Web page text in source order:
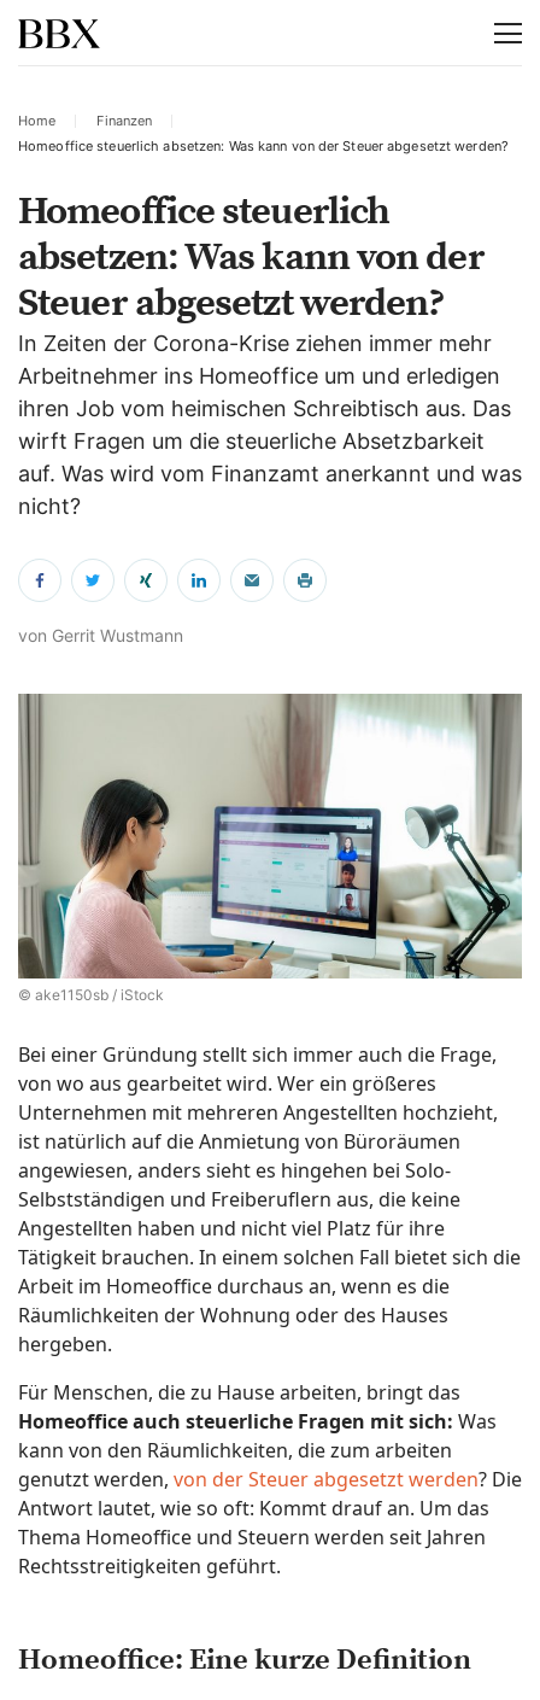
Home
Finanzen
Homeoffice steuerlich absetzen: Was kann von der Steuer abgesetzt werden?
Homeoffice steuerlich
absetzen: Was kann von der
Steuer abgesetzt werden?
In Zeiten der Corona-Krise ziehen immer mehr
Arbeitnehmer ins Homeoffice um und erledigen
ihren Job vom heimischen Schreibtisch aus. Das
wirft Fragen um die steuerliche Absetzbarkeit
auf. Was wird vom Finanzamt anerkannt und was
nicht?
von Gerrit Wustmann
© ake1150sb / iStock
Bei einer Gründung stellt sich immer auch die Frage,
von wo aus gearbeitet wird. Wer ein größeres
Unternehmen mit mehreren Angestellten hochzieht,
ist natürlich auf die Anmietung von Büroräumen
angewiesen, anders sieht es hingehen bei Solo-
Selbstständigen und Freiberuflern aus, die keine
Angestellten haben und nicht viel Platz für ihre
Tätigkeit brauchen. In einem solchen Fall bietet sich die
Arbeit im Homeoffice durchaus an, wenn es die
Räumlichkeiten der Wohnung oder des Hauses
hergeben.
Für Menschen, die zu Hause arbeiten, bringt das
Homeoffice auch steuerliche Fragen mit sich: Was
kann von den Räumlichkeiten, die zum arbeiten
genutzt werden, von der Steuer abgesetzt werden? Die
Antwort lautet, wie so oft: Kommt drauf an. Um das
Thema Homeoffice und Steuern werden seit Jahren
Rechtsstreitigkeiten geführt.
Homeoffice: Eine kurze Definition